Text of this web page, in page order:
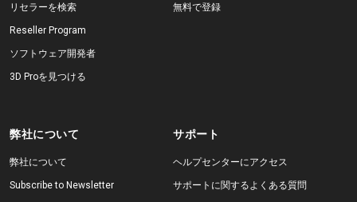
リセラーを検索
Reseller Program
ソフトウェア開発者
3D Proを見つける
無料で登録
弊社について
弊社について
Subscribe to Newsletter
サポート
ヘルプセンターにアクセス
サポートに関するよくある質問